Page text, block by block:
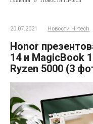
20.07.2021 Новости Hi-tech
Honor
14 и MagicBook
Ryzen 5000 (3